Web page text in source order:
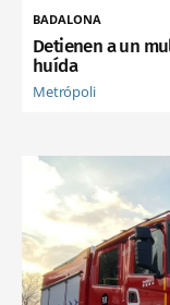
BADALONA
Detienen a un
huída
Metrópoli